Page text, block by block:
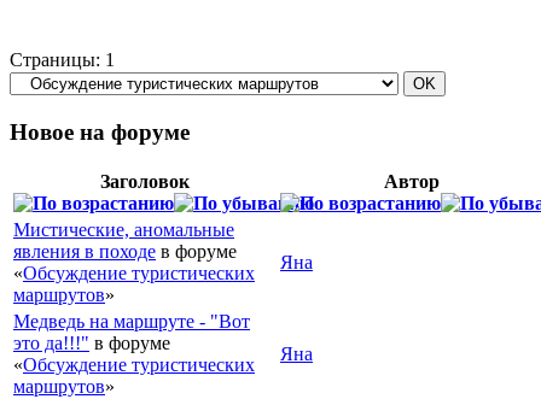
Страницы: 1
Новое на форуме
Заголовок Автор
Мистические, аномальные
явления в походе в форуме
«Обсуждение туристических
маршрутов»
Яна
Медведь на маршруте - "Вот
это да!!!" в форуме
«Обсуждение туристических
маршрутов»
Яна